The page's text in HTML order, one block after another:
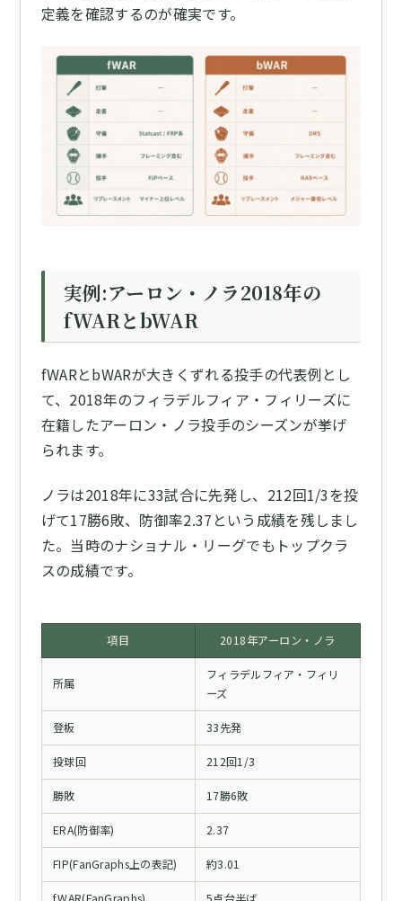
定義を確認するのが確実です。
実例:アーロン・ノラ2018年の
fWARとbWAR
fWARとbWARが大きくずれる投手の代表例とし
て、2018年のフィラデルフィア・フィリーズに
在籍したアーロン・ノラ投手のシーズンが挙げ
られます。
ノラは2018年に33試合に先発し、212回1/3を投
げて17勝6敗、防御率2.37という成績を残しまし
た。当時のナショナル・リーグでもトップクラ
スの成績です。
項目 2018年アーロン・ノラ
所属
フィラデルフィア・フィリ
ーズ
登板 33先発
投球回 212回1/3
勝敗 17勝6敗
ERA(防御率) 2.37
FIP(FanGraphs上の表記) 約3.01